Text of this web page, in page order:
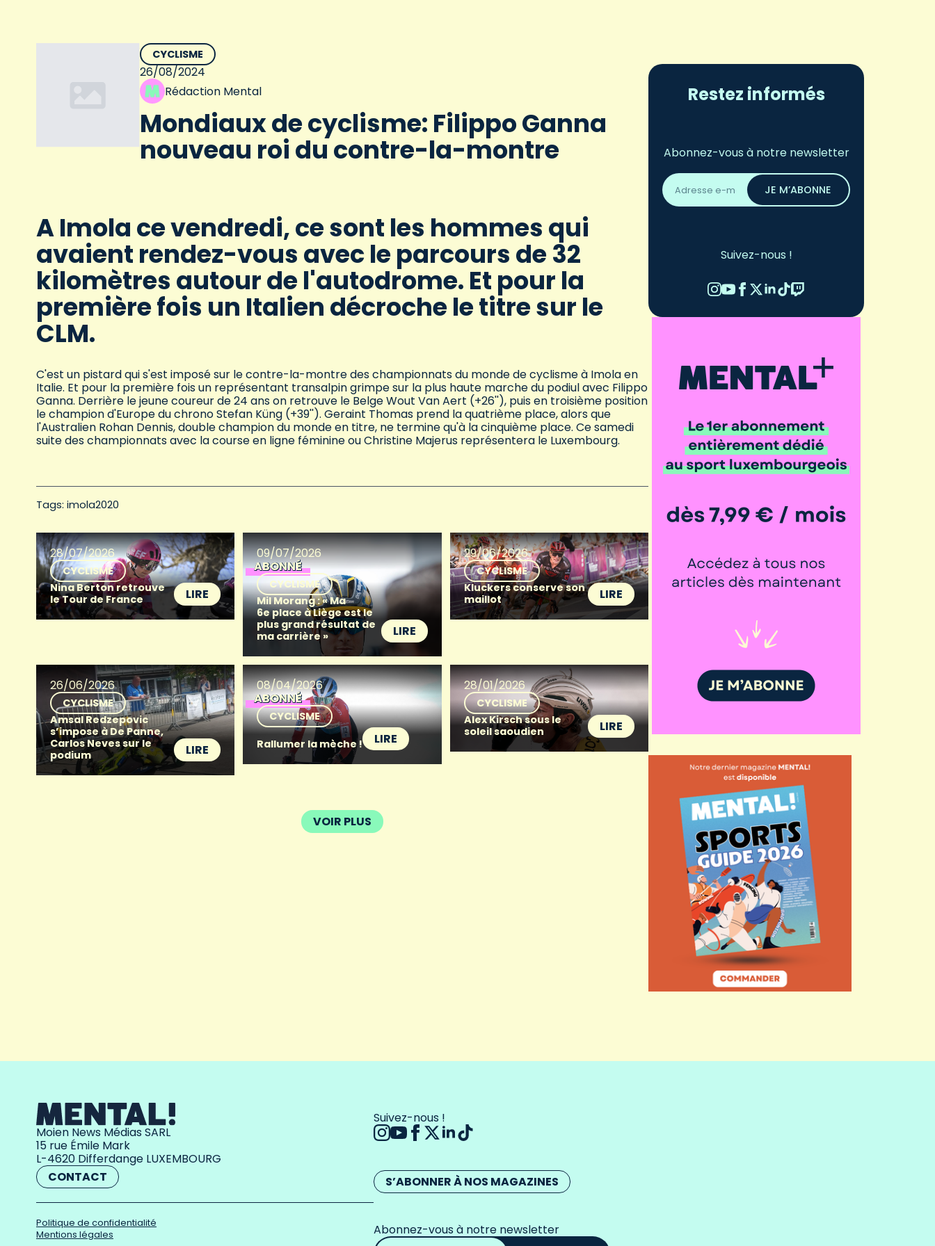
CYCLISME
26/08/2024
Rédaction Mental
Mondiaux de cyclisme: Filippo Ganna
nouveau roi du contre-la-montre
A Imola ce vendredi, ce sont les hommes qui
avaient rendez-vous avec le parcours de 32
kilomètres autour de l'autodrome. Et pour la
première fois un Italien décroche le titre sur le
CLM.
C'est un pistard qui s'est imposé sur le contre-la-montre des championnats du monde de cyclisme à Imola en
Italie. Et pour la première fois un représentant transalpin grimpe sur la plus haute marche du podiul avec Filippo
Ganna. Derrière le jeune coureur de 24 ans on retrouve le Belge Wout Van Aert (+26''), puis en troisième position
le champion d'Europe du chrono Stefan Küng (+39''). Geraint Thomas prend la quatrième place, alors que
l'Australien Rohan Dennis, double champion du monde en titre, ne termine qu'à la cinquième place. Ce samedi
suite des championnats avec la course en ligne féminine ou Christine Majerus représentera le Luxembourg.
Tags: imola2020
28/07/2026
CYCLISME
Nina Berton retrouve
le Tour de France
LIRE
09/07/2026
ABONNÉ
CYCLISME
Mil Morang : « Ma
6e place à Liège est le
plus grand résultat de
ma carrière »
LIRE
29/06/2026
CYCLISME
Kluckers conserve son
maillot
LIRE
26/06/2026
CYCLISME
Amsal Redzepovic
s’impose à De Panne,
Carlos Neves sur le
podium
LIRE
08/04/2026
ABONNÉ
CYCLISME
Rallumer la mèche !
LIRE
28/01/2026
CYCLISME
Alex Kirsch sous le
soleil saoudien
LIRE
VOIR PLUS
Restez informés
Abonnez-vous à notre newsletter
Adresse
email
*
JE M’ABONNE
Suivez-nous !
Moien News Médias SARL
15 rue Émile Mark
L-4620 Differdange LUXEMBOURG
CONTACT
Politique de confidentialité
Mentions légales
Suivez-nous !
S’ABONNER À NOS MAGAZINES
Abonnez-vous à notre newsletter
Adresse